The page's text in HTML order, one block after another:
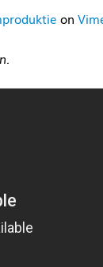
on